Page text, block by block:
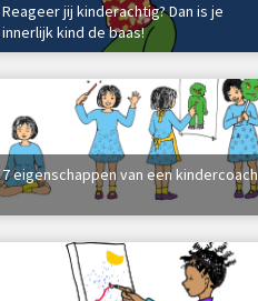
Reageer jij kinderachtig? Dan is je
innerlijk kind de baas!
7 eigenschappen van een kindercoach